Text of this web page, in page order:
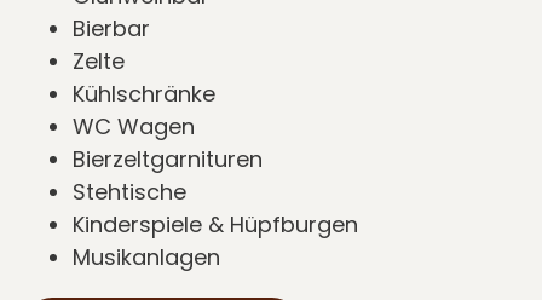
Bierbar
Zelte
Kühlschränke
WC Wagen
Bierzeltgarnituren
Stehtische
Kinderspiele & Hüpfburgen
Musikanlagen